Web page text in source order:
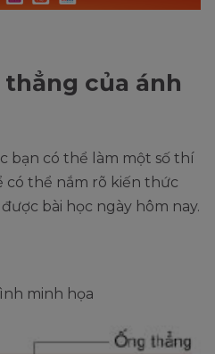
của ánh
bạn có thể làm một số thí
có thể nắm rõ kiến thức
bài học ngày hôm nay.
minh họa